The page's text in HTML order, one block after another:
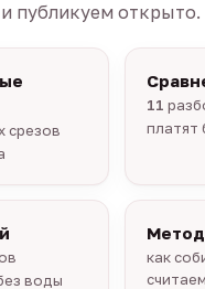
публикуем открыто.
срезов
11
платят
воды
как